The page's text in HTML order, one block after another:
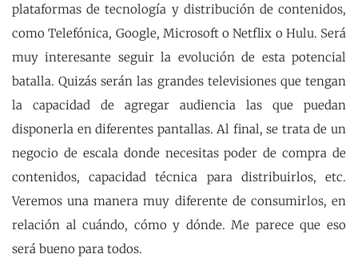
plataformas de tecnología y distribución de contenidos,
como Telefónica, Google, Microsoft o Netflix o Hulu. Será
muy interesante seguir la evolución de esta potencial
batalla. Quizás serán las grandes televisiones que tengan
la capacidad de agregar audiencia las que puedan
disponerla en diferentes pantallas. Al final, se trata de un
negocio de escala donde necesitas poder de compra de
contenidos, capacidad técnica para distribuirlos, etc.
Veremos una manera muy diferente de consumirlos, en
relación al cuándo, cómo y dónde. Me parece que eso
será bueno para todos.